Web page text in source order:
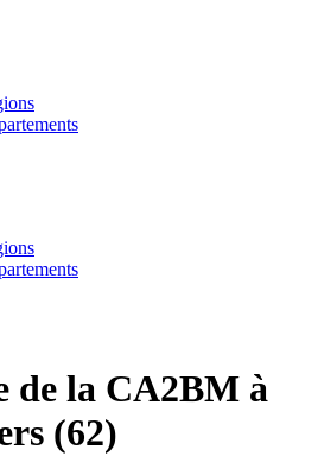
de la CA2BM à
(62)